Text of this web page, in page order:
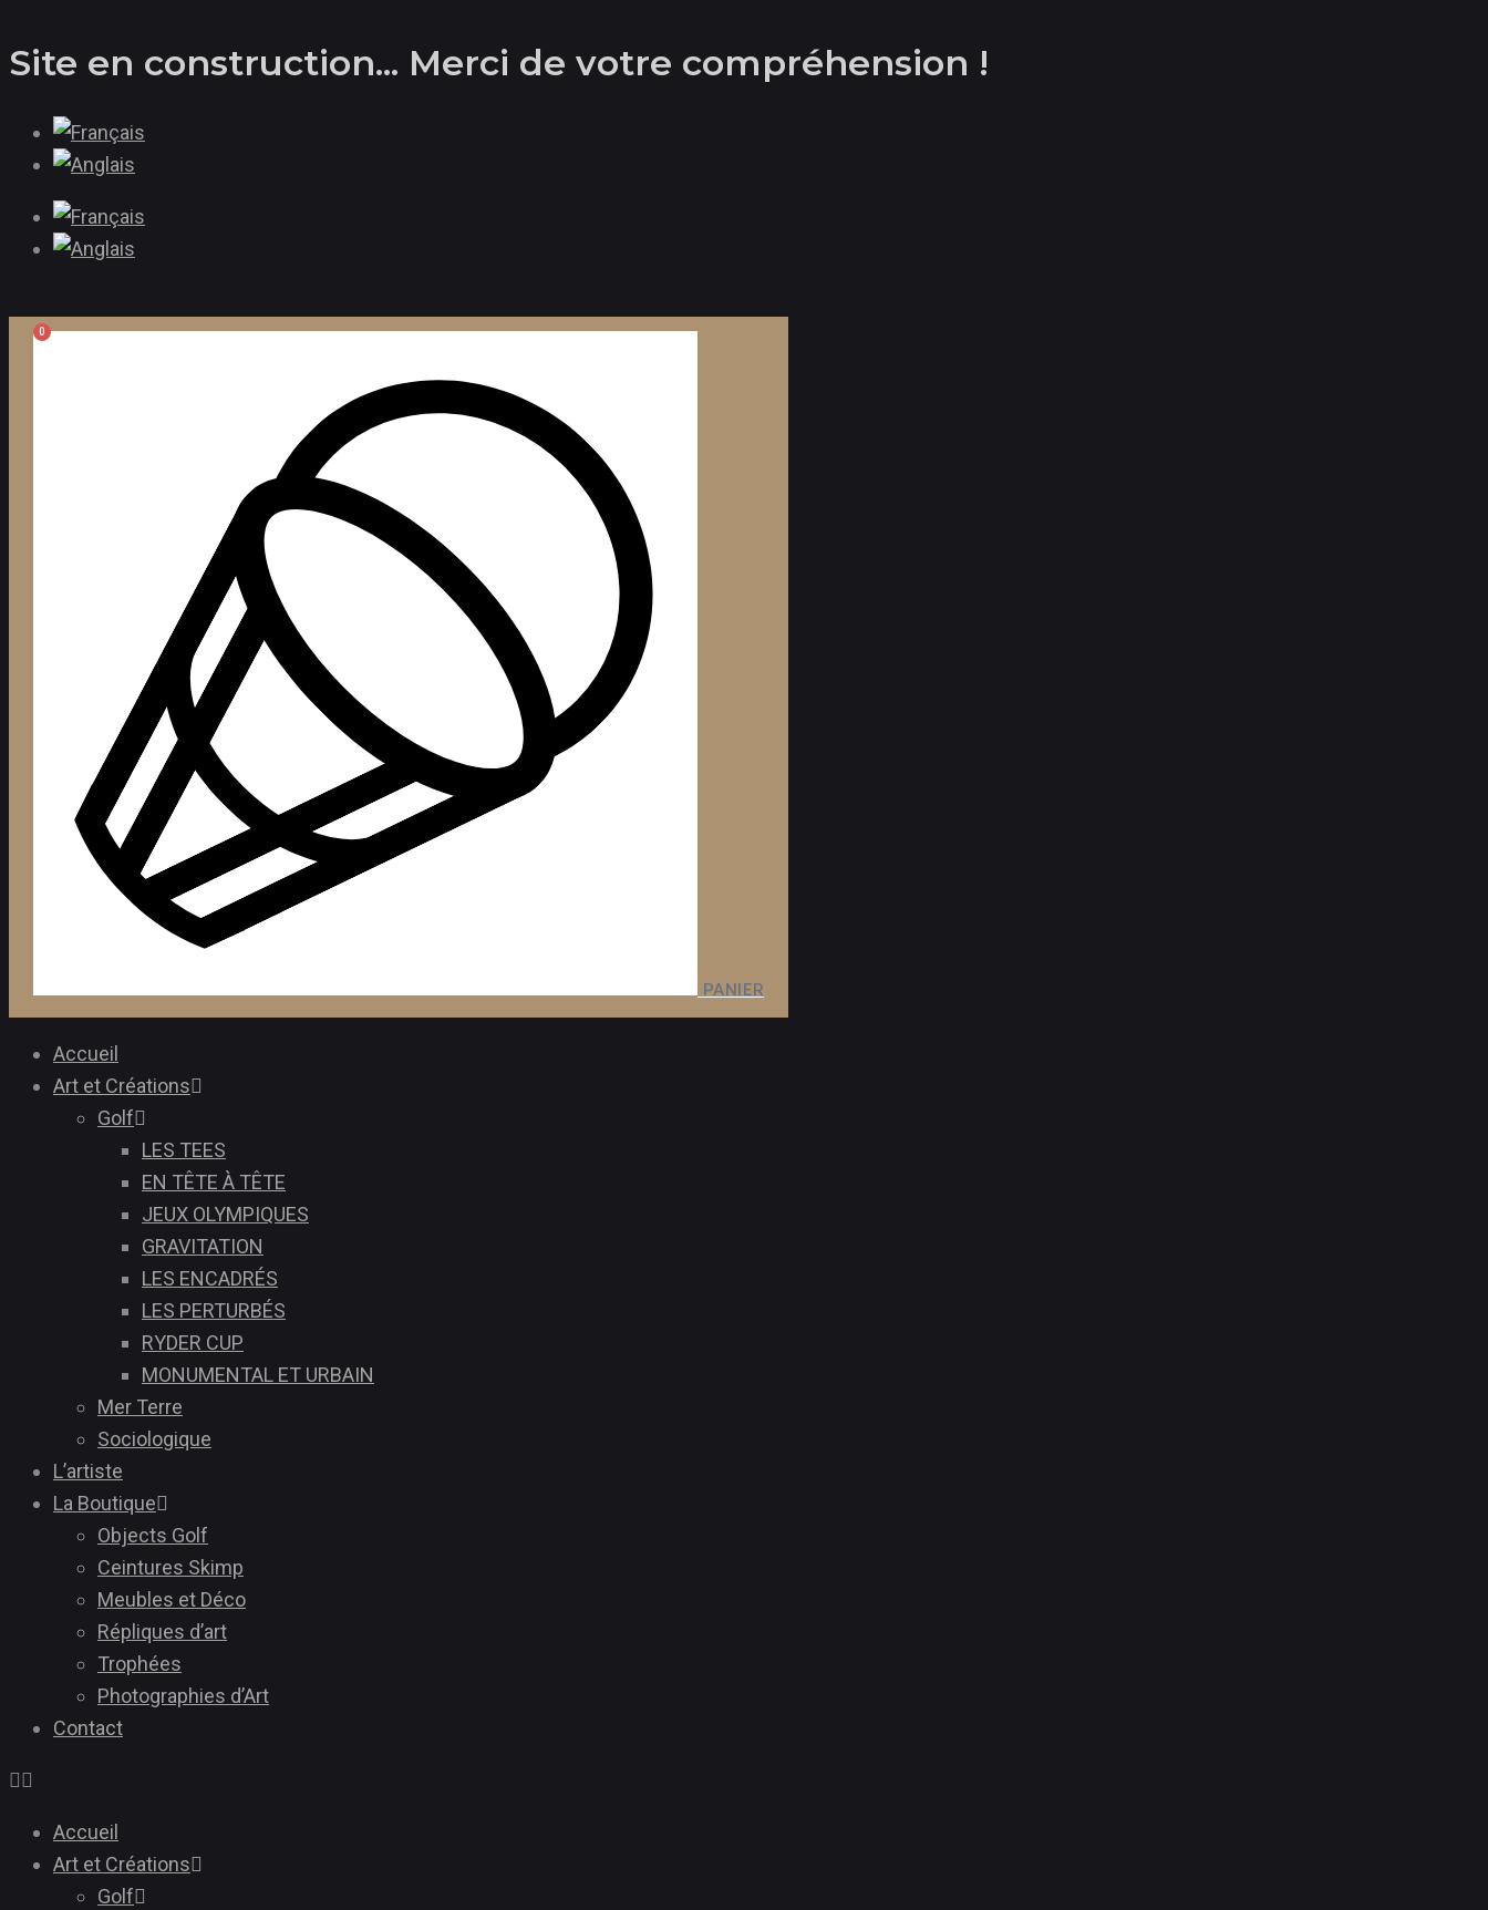
au
Site en construction... Merci de votre compréhension !
0
PANIER
Accueil
Art et Créations
Golf
LES TEES
EN TÊTE À TÊTE
JEUX OLYMPIQUES
GRAVITATION
LES ENCADRÉS
LES PERTURBÉS
RYDER CUP
MONUMENTAL ET URBAIN
Mer Terre
Sociologique
L’artiste
La Boutique
Objects Golf
Ceintures Skimp
Meubles et Déco
Répliques d’art
Trophées
Photographies d’Art
Contact
Accueil
Art et Créations
Golf